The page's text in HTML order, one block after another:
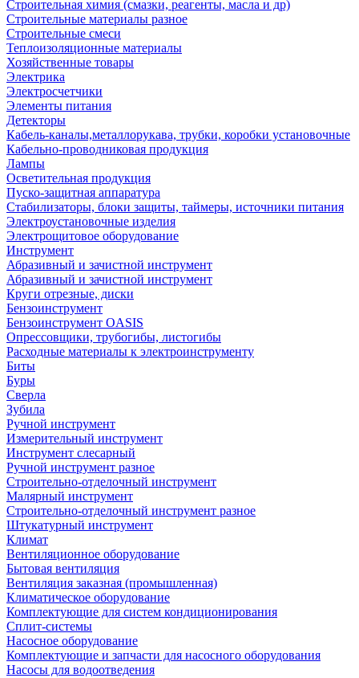
Строительная химия (смазки, реагенты, масла и др)
Строительные материалы разное
Строительные смеси
Теплоизоляционные материалы
Хозяйственные товары
Электрика
Электросчетчики
Элементы питания
Детекторы
Кабель-каналы,металлорукава, трубки, коробки установочные
Кабельно-проводниковая продукция
Лампы
Осветительная продукция
Пуско-защитная аппаратура
Стабилизаторы, блоки защиты, таймеры, источники питания
Электроустановочные изделия
Электрощитовое оборудование
Инструмент
Абразивный и зачистной инструмент
Абразивный и зачистной инструмент
Круги отрезные, диски
Бензоинструмент
Бензоинструмент OASIS
Опрессовщики, трубогибы, листогибы
Расходные материалы к электроинструменту
Биты
Буры
Сверла
Зубила
Ручной инструмент
Измерительный инструмент
Инструмент слесарный
Ручной инструмент разное
Строительно-отделочный инструмент
Малярный инструмент
Строительно-отделочный инструмент разное
Штукатурный инструмент
Климат
Вентиляционное оборудование
Бытовая вентиляция
Вентиляция заказная (промышленная)
Климатическое оборудование
Комплектующие для систем кондиционирования
Сплит-системы
Насосное оборудование
Комплектующие и запчасти для насосного оборудования
Насосы для водоотведения